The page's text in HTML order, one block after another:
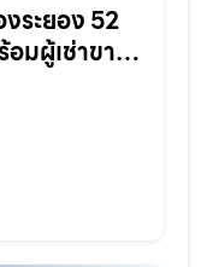
ระยอง 52
มผู้เช่าขาย
าร์เด้น วิลล์